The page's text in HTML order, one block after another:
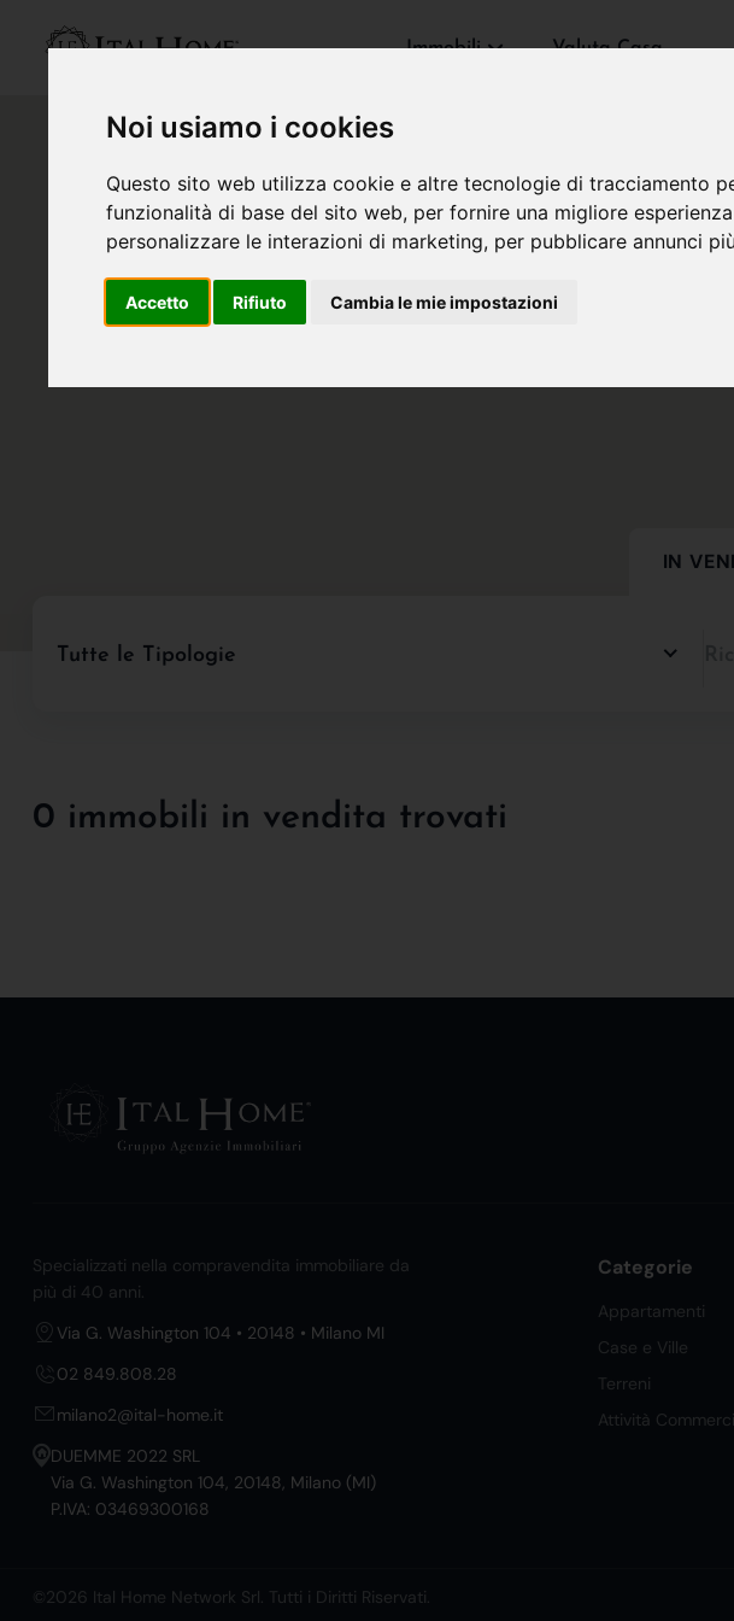
Noi usiamo i cookies
Questo sito web utilizza cookie e altre tecnologie di tracciamento
funzionalità di base del sito web, per fornire una migliore
personalizzare le interazioni di marketing, per pubblicare annunci
Accetto Rifiuto Cambia le mie impostazioni
Immobili Valuta Casa
IN
Tutte le Tipologie
0 immobili in vendita trovati
Specializzati nella compravendita immobiliare da
più di 40 anni.
Via G. Washington 104 • 20148 • Milano MI
02 849.808.28
milano2@ital-home.it
DUEMME 2022 SRL
Via G. Washington 104, 20148, Milano (MI)
P.IVA: 03469300168
Categorie
Appartamenti
Case e Ville
Terreni
Attività
©2026 Ital Home Network Srl. Tutti i Diritti Riservati.